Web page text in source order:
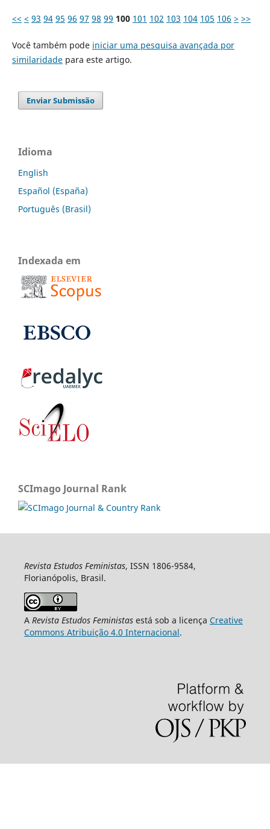
<< < 93 94 95 96 97 98 99 100 101 102 103 104 105 106 > >>
Você também pode iniciar uma pesquisa avançada por
similaridadepara este artigo.
Enviar Submissão
Idioma
English
Español (España)
Português (Brasil)
Indexada em
SCImago Journal Rank
Revista Estudos Feministas, ISSN 1806-9584,
Florianópolis, Brasil.
A Revista Estudos Feministasestá sob a licença Creative
Commons Atribuição 4.0 Internacional.